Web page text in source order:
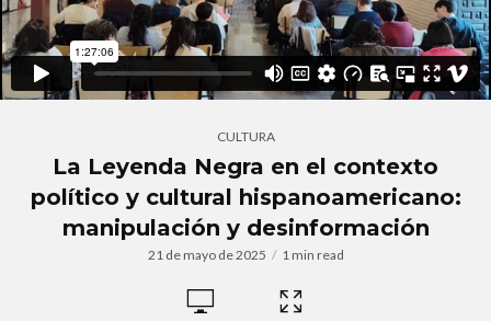
CULTURA
La Leyenda Negra en el contexto
político y cultural hispanoamericano:
manipulación y desinformación
21 de mayo de 2025 1 min read